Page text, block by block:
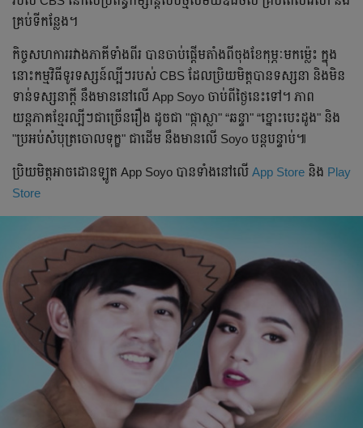
គ្រប់ទីកន្លែង។
កិច្ចសហការរវាងភាគីទាំងពីរ បានចាប់ផ្តើមតាំងពីចុងខែកុម្ភៈមកម្ល៉េះ ក្នុង
នោះកម្មវិធីទូរទស្សន៍ល្បីៗរបស់ CBS ដែលប្រិយមិត្តបានទស្សនា និងមិន
ទាន់ទស្សនាក្ដី នឹងមាននៅលើ App Soyo ចាប់ពីថ្ងៃនេះទៅ។ ភាព
យន្តភាគខ្មែរល្បីៗជាច្រើនរឿង ដូចជា "ផ្កាស្លា" “ឆន្ទា" “ខ្នោះបេះដូង" និង
"ប្រអប់សំបុត្រចោលទុក្ខ" ជាដើម នឹងមានលើ Soyo បន្តបន្ទាប់៕
ប្រិយមិត្តអាចដោនឡូត App Soyo បានទាំងនៅលើ App Store និង Play
Store